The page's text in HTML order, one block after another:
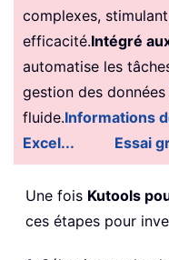
complexes,
efficacité.Intégré
automatise les
gestion des
fluide.Informations
Excel...
Essai
Une fois Kutools
ces étapes pour